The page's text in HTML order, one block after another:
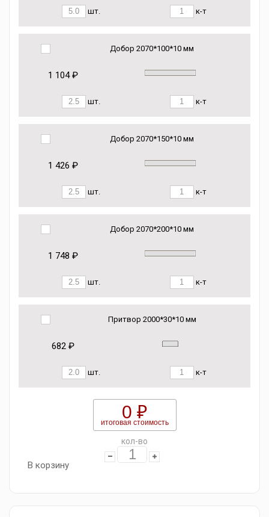
шт. к-т
Добор 2070*100*10 мм
1 104 ₽
шт. к-т
Добор 2070*150*10 мм
1 426 ₽
шт. к-т
Добор 2070*200*10 мм
1 748 ₽
шт. к-т
Притвор 2000*30*10 мм
682 ₽
шт. к-т
0 ₽
итоговая стоимость
кол-во
В корзину